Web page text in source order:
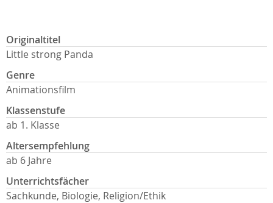
Originaltitel
Little strong Panda
Genre
Animationsfilm
Klassenstufe
ab 1. Klasse
Altersempfehlung
ab 6 Jahre
Unterrichtsfächer
Sachkunde, Biologie, Religion/Ethik